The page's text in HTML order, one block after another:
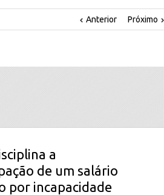
Anterior Próximo
a
de um salário
por incapacidade